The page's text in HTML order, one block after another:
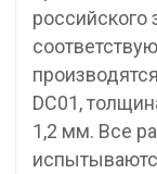
российского
DC01,
1,2 мм. Все